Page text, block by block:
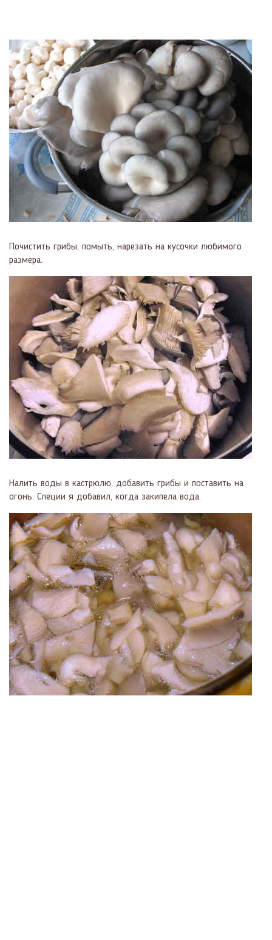
Почистить грибы, помыть, нарезать на кусочки любимого
размера.
Налить воды в кастрюлю, добавить грибы и поставить на
огонь. Специи я добавил, когда закипела вода.